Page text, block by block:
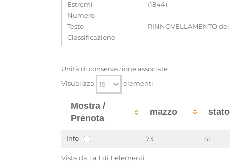
Estremi
(1844)
Numero
-
Testo
RINNOVELLAMENTO
Classificazione
-
Unità di conservazione associate
Visualizza elementi
Mostra /
Prenota
mazzo stato
Info 73. Si
Vista da 1 a 1 di 1 elementi